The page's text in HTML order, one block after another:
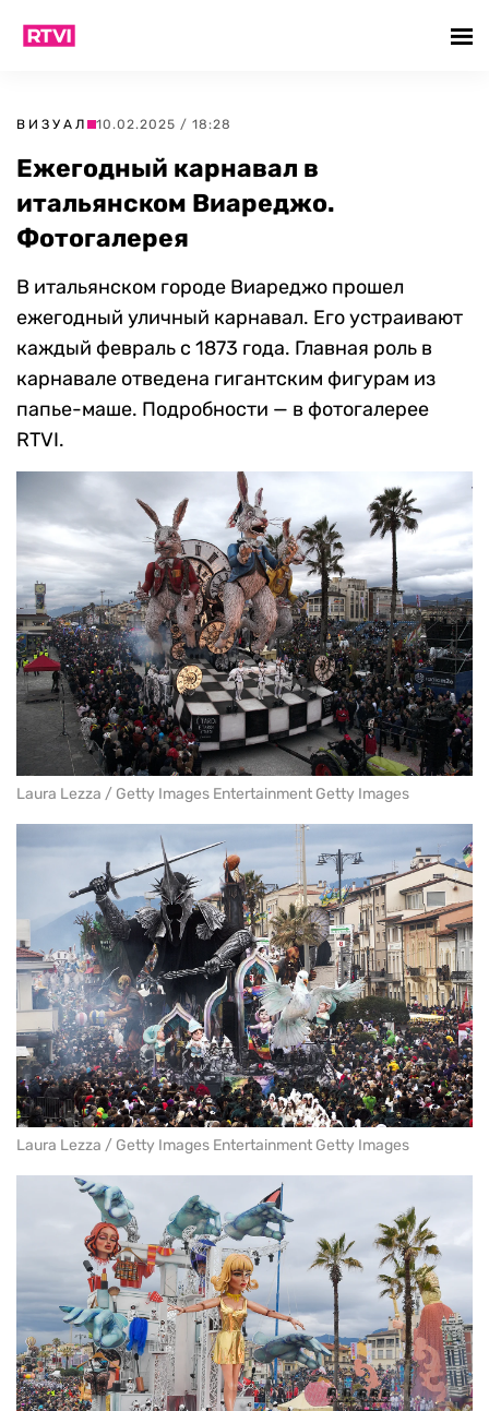
ВИЗУАЛ 10.02.2025 / 18:28
Ежегодный карнавал в
итальянском Виареджо.
Фотогалерея
В итальянском городе Виареджо прошел
ежегодный уличный карнавал. Его устраивают
каждый февраль с 1873 года. Главная роль в
карнавале отведена гигантским фигурам из
папье-маше. Подробности — в фотогалерее
RTVI.
Laura Lezza / Getty Images Entertainment Getty Images
Laura Lezza / Getty Images Entertainment Getty Images